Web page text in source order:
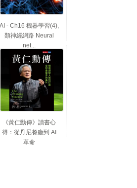
AI - Ch16 機器學習(4),
類神經網路 Neural
net...
《黃仁勳傳》讀書心
得：從丹尼餐廳到 AI
革命